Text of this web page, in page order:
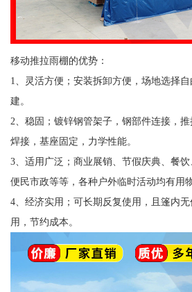
移动推拉雨棚的优势：
1、灵活方便；安装拆卸方便，场地选择
建。
2、稳固；镀锌钢管架子，钢部件连接，
焊接，基座固定，力学性能。
3、适用广泛；商业展销、节假庆典、餐饮
便民市政等等，各种户外临时活动均有用
4、经济实用；可长期反复使用，且篷内
用，节约成本。